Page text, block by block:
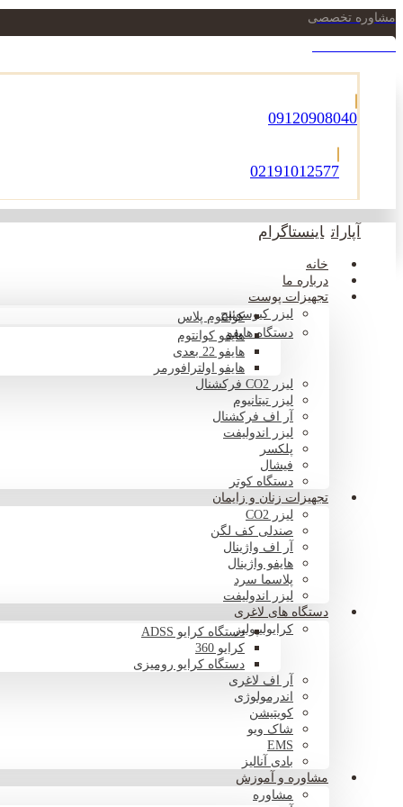
مشاوره تخصصی
09120908040
02191012577
آپارات اینستاگرام
خانه
درباره ما
تجهیزات پوست
لیزر کیوسوئیچکوانتوم پلاس
دستگاه هایفوهایفو کوانتوم
هایفو 22 بعدی
هایفو اولترافورمر
لیزر CO2 فرکشنال
لیزر تیتانیوم
آر اف فرکشنال
لیزر اندولیفت
پلکسر
فیشال
دستگاه کوتر
تجهیزات زنان و زایمان
لیزر CO2
صندلی کف لگن
آر اف واژینال
هایفو واژینال
پلاسما سرد
لیزر اندولیفت
دستگاه های لاغری
کرایولیپولیزدستگاه کرایو ADSS
کرایو 360
دستگاه کرایو رومیزی
آر اف لاغری
اندرمولوژی
کویتیشن
شاک ویو
EMS
بادی آنالیز
مشاوره و آموزش
مشاوره